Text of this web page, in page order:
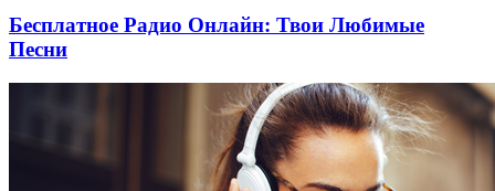
Бесплатное Радио Онлайн: Твои Любимые
Песни